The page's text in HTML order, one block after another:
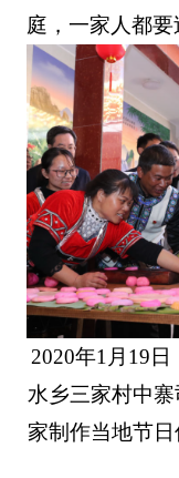
庭，一家人都要
2020年1月19
水乡三家村中
家制作当地节